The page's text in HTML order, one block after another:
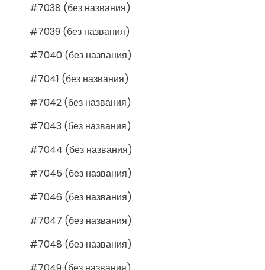
#7038 (без названия)
#7039 (без названия)
#7040 (без названия)
#7041 (без названия)
#7042 (без названия)
#7043 (без названия)
#7044 (без названия)
#7045 (без названия)
#7046 (без названия)
#7047 (без названия)
#7048 (без названия)